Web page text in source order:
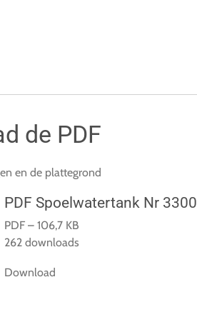
de PDF
en de plattegrond
PDF Spoelwatertank Nr 3300
PDF – 106,7 KB
262 downloads
Download